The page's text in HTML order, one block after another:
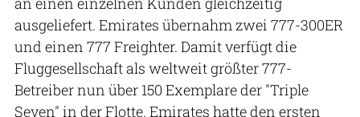
ausgeliefert. Emirates übernahm zwei 777-300ER
und einen 777 Freighter. Damit verfügt die
Fluggesellschaft als weltweit größter 777-
Betreiber nun über 150 Exemplare der "Triple
Seven" in der Flotte. Emirates hatte den ersten